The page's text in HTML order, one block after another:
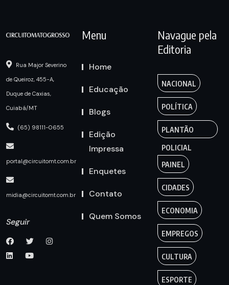
Rua Major Severino
de Queiroz, 455-A,
Duque de Caxias,
Cuiabá/MT
(65) 98111-0655
portal@circuitomt.com.br
midia@circuitomt.com.br
Seguir
Menu
Home
Educação
Blogs
Edição
Impressa
Enquetes
Contato
Quem Somos
Navague pela
Editoria
NACIONAL
POLÍTICA
PLANTÃO
POLICIAL
PAINEL
CIDADES
ECONOMIA
EMPREGOS
CULTURA
ESPORTE